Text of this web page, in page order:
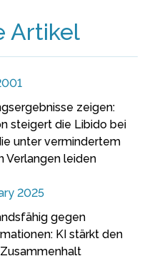
Artikel
zeigen:
steigert die Libido bei
unter vermindertem
Verlangen leiden
2025
gegen
KI stärkt den